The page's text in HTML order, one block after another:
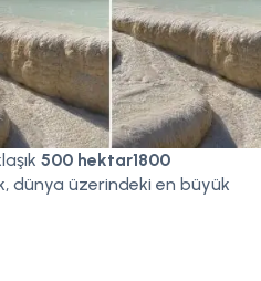
500 hektar1800
dünya üzerindeki en büyük